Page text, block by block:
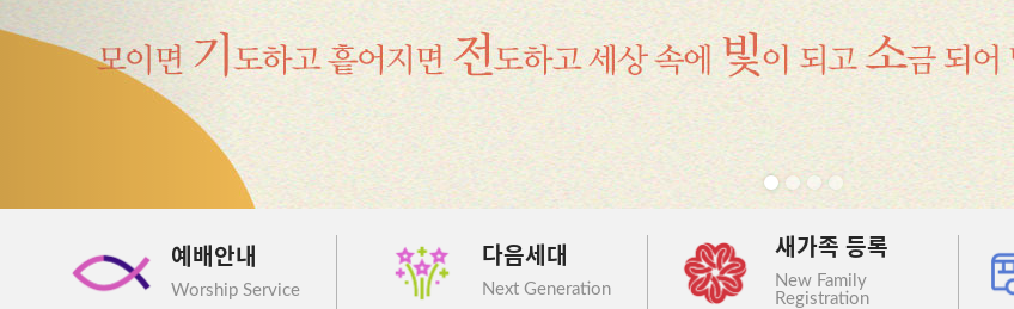
예배안내
Worship Service
다음세대
Next Generation
새가족 등록
New Family
Registration